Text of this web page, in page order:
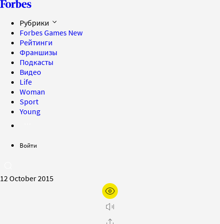
Рубрики
Forbes Games New
Рейтинги
Франшизы
Подкасты
Видео
Life
Woman
Sport
Young
Войти
12 October 2015